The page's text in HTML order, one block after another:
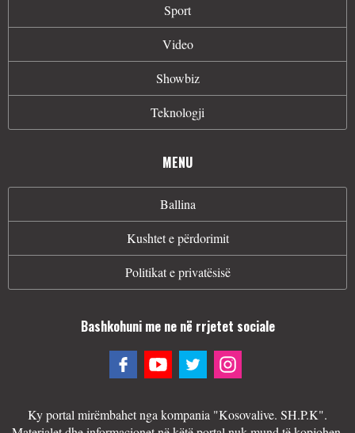
Sport
Video
Showbiz
Teknologji
MENU
Ballina
Kushtet e përdorimit
Politikat e privatësisë
Bashkohuni me ne në rrjetet sociale
Ky portal mirëmbahet nga kompania "Kosovalive. SH.P.K".